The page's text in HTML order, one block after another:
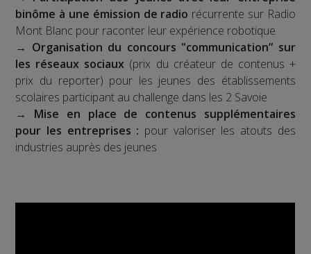
binôme à une émission de radio récurrente sur Radio
Mont Blanc pour raconter leur expérience robotique
→ Organisation du concours "communication” sur
les réseaux sociaux (prix du créateur de contenus +
prix du reporter) pour les jeunes des établissements
scolaires participant au challenge dans les 2 Savoie
→ Mise en place de contenus supplémentaires
pour les entreprises : pour valoriser les atouts des
industries auprès des jeunes